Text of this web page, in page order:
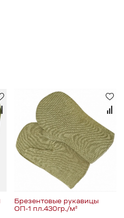
Брезентовые рукавицы
ОП-1 пл.430гр./м²